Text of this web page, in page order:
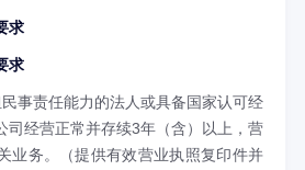
求
求
责任能力的法人或具备国家认可经
司经营正常并存续3年（含）以上，营
业务。（提供有效营业执照复印件并